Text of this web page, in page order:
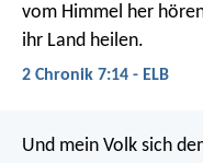
vom Himmel her
ihr Land heilen.
2 Chronik 7:14 - ELB
Und mein Volk sich